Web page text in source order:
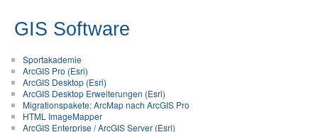
GIS Software
Sportakademie
ArcGIS Pro (Esri)
ArcGIS Desktop (Esri)
ArcGIS Desktop Erweiterungen (Esri)
Migrationspakete: ArcMap nach ArcGIS Pro
HTML ImageMapper
ArcGIS Enterprise / ArcGIS Server (Esri)